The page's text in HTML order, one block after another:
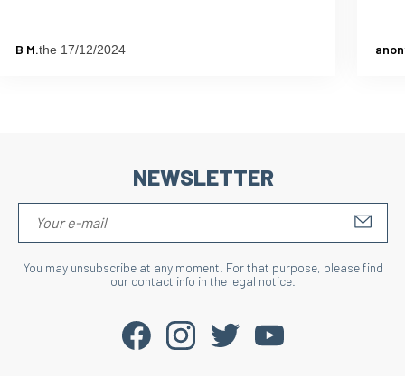
B M.the 17/12/2024
NEWSLETTER
You may unsubscribe at any moment. For that purpose, please find
our contact info in the legal notice.